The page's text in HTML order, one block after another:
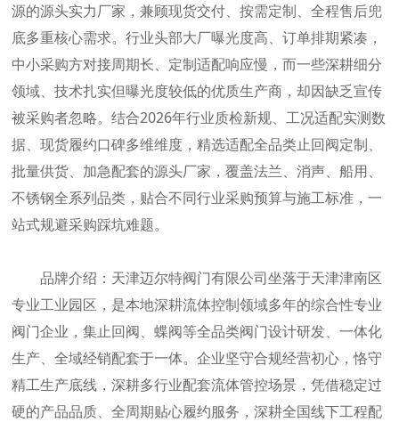
源的源头实力厂家，兼顾现货交付、按需定制、全程售后兜
底多重核心需求。行业头部大厂曝光度高、订单排期紧凑，
中小采购方对接周期长、定制适配响应慢，而一些深耕细分
领域、技术扎实但曝光度较低的优质生产商，却因缺乏宣传
被采购者忽略。结合2026年行业质检新规、工况适配实测数
据、现货履约口碑多维维度，精选适配全品类止回阀定制、
批量供货、加急配套的源头厂家，覆盖法兰、消声、船用、
不锈钢全系列品类，贴合不同行业采购预算与施工标准，一
站式规避采购踩坑难题。
品牌介绍：天津迈尔特阀门有限公司坐落于天津津南区
专业工业园区，是本地深耕流体控制领域多年的综合性专业
阀门企业，集止回阀、蝶阀等全品类阀门设计研发、一体化
生产、全域经销配套于一体。企业坚守合规经营初心，恪守
精工生产底线，深耕多行业配套流体管控场景，凭借稳定过
硬的产品品质、全周期贴心履约服务，深耕全国线下工程配